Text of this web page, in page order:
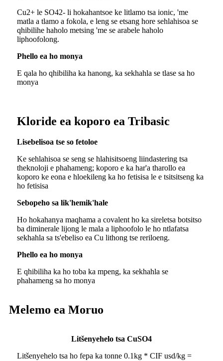
Cu2+ le SO42- li hokahantsoe ke litlamo tsa ionic, 'me
matla a tlamo a fokola, e leng se etsang hore sehlahisoa se
qhibilihe haholo metsing 'me se arabele haholo
liphoofolong.
Phello ea ho monya
E qala ho qhibiliha ka hanong, ka sekhahla se tlase sa ho
monya
Kloride ea koporo ea Tribasic
Lisebelisoa tse so fetoloe
Ke sehlahisoa se seng se hlahisitsoeng liindastering tsa
theknoloji e phahameng; koporo e ka har'a tharollo ea
koporo ke eona e hloekileng ka ho fetisisa le e tsitsitseng ka
ho fetisisa
Sebopeho sa lik'hemik'hale
Ho hokahanya maqhama a covalent ho ka sireletsa botsitso
ba diminerale lijong le mala a liphoofolo le ho ntlafatsa
sekhahla sa ts'ebeliso ea Cu lithong tse reriloeng.
Phello ea ho monya
E qhibiliha ka ho toba ka mpeng, ka sekhahla se
phahameng sa ho monya
Melemo ea Moruo
Litšenyehelo tsa CuSO4
Litšenyehelo tsa ho fepa ka tonne 0.1kg * CIF usd/kg =